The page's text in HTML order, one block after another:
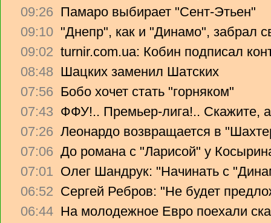
09:26 Памаро выбирает "Сент-Этьен"
09:10 "Днепр", как и "Динамо", забрал
09:02 turnir.com.ua: Кобин подписал
08:48 Шацких заменил Шатских
07:56 Бобо хочет стать "горняком"
07:43 ФФУ!.. Премьер-лига!.. Скажите,
07:26 Леонардо возвращается в
07:06 До романа с "Ларисой" у
07:01 Олег Шандрук: "Начинать с
06:52 Сергей Ребров: "Не будет
06:44 На молодежное Евро поехали